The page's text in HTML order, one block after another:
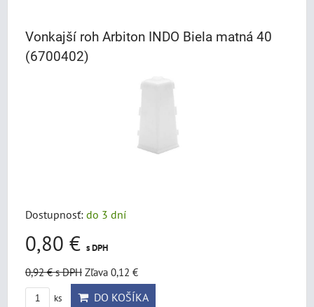
Vonkajší roh Arbiton INDO Biela matná 40
(6700402)
Dostupnosť: do 3 dní
0,80 € s DPH
0,92 €s DPH Zľava 0,12 €
ks DO KOŠÍKA